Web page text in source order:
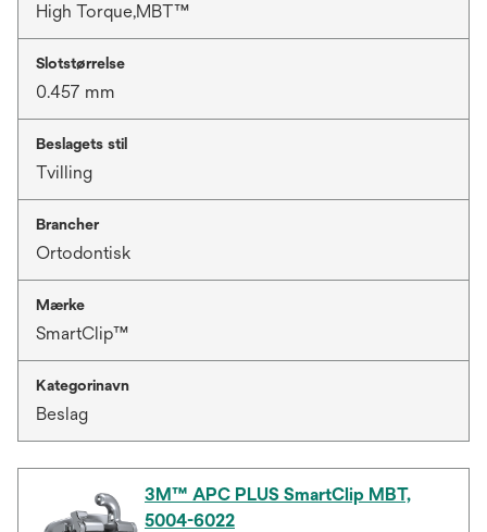
High Torque,MBT™
Slotstørrelse
0.457 mm
Beslagets stil
Tvilling
Brancher
Ortodontisk
Mærke
SmartClip™
Kategorinavn
Beslag
3M™ APC PLUS SmartClip MBT,
5004-6022